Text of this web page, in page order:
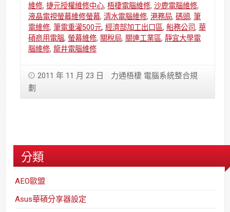
維修, 捷元授權維修中心, 梧棲電腦維修, 沙鹿電腦維修,
液晶電視螢幕維修螢幕, 清水電腦維修, 港務局, 碼頭, 筆
電維修, 筆電重灌500元, 經濟部加工出口區, 船務公司 , 華
碩商用電腦, 螢幕維修, 關稅局, 關連工業區, 靜宜大學電
腦維修, 龍井電腦維修
2011 年 11 月 23 日
力通梧棲 電腦系統整合規
劃
分類
AEO歐盟
Asus華碩分享器設定